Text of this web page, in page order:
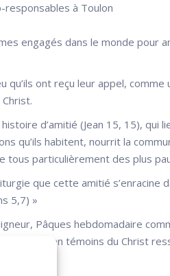
responsables à Toulon
engagés dans le monde pour
qu’ils ont reçu leur appel, comme
d’amitié (Jean 15, 15), qui
qu’ils habitent, nourrit la
tous particulièrement des plus
que cette amitié s’enracine
5,7) »
Pâques hebdomadaire
Hommes en témoins du Christ